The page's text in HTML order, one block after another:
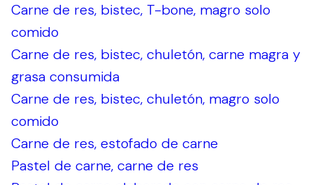
Carne de res, bistec, T-bone, magro solo
comido
Carne de res, bistec, chuletón, carne magra y
grasa consumida
Carne de res, bistec, chuletón, magro solo
comido
Carne de res, estofado de carne
Pastel de carne, carne de res